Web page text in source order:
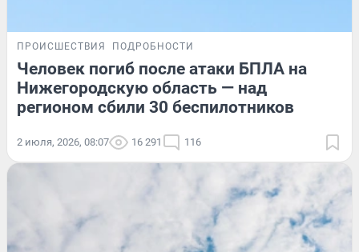
ПРОИСШЕСТВИЯ ПОДРОБНОСТИ
Человек погиб после атаки БПЛА на
Нижегородскую область — над
регионом сбили 30 беспилотников
2 июля, 2026, 08:07 16 291 116